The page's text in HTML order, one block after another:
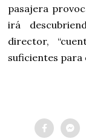
pasajera
irá
director,
suficientes para